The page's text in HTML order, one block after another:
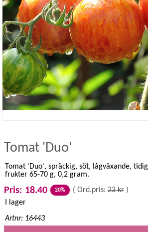
Tomat 'Duo'
Tomat 'Duo', spräckig, söt, lågväxande,
frukter 65-70 g, 0,2 gram.
Pris: 18.40 20% ( Ord.pris: 23 kr )
I lager
Artnr: 16443